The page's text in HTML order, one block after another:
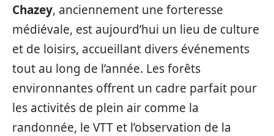
Chazey, anciennement une forteresse
médiévale, est aujourd’hui un lieu de culture
et de loisirs, accueillant divers événements
tout au long de l’année. Les forêts
environnantes offrent un cadre parfait pour
les activités de plein air comme la
randonnée, le VTT et l’observation de la